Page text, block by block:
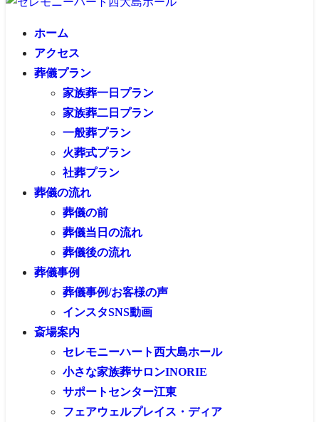
ホーム
アクセス
葬儀プラン
家族葬一日プラン
家族葬二日プラン
一般葬プラン
火葬式プラン
社葬プラン
葬儀の流れ
葬儀の前
葬儀当日の流れ
葬儀後の流れ
葬儀事例
葬儀事例/お客様の声
インスタSNS動画
斎場案内
セレモニーハート西大島ホール
小さな家族葬サロンINORIE
サポートセンター江東
フェアウェルプレイス・ディア